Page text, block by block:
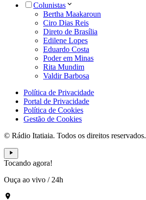
Colunistas
Bertha Maakaroun
Ciro Dias Reis
Direto de Brasília
Edilene Lopes
Eduardo Costa
Poder em Minas
Rita Mundim
Valdir Barbosa
Política de Privacidade
Portal de Privacidade
Política de Cookies
Gestão de Cookies
© Rádio Itatiaia. Todos os direitos reservados.
Tocando agora!
Ouça ao vivo / 24h